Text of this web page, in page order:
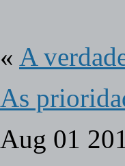
« A
As
Aug 01